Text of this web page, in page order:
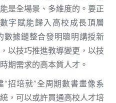
是全場景、多維度的。要正
字賦能歸入高校成長頂層
數據鏈整合發明聰明講授新
以技巧推進教導變更，以技
期需求的高本質人才。
招培就”全周期數書畫像系
，可以或許買通高校人才培